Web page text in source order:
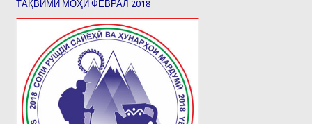
ТАҚВИМИ МОҲИ ФЕВРАЛ 2018